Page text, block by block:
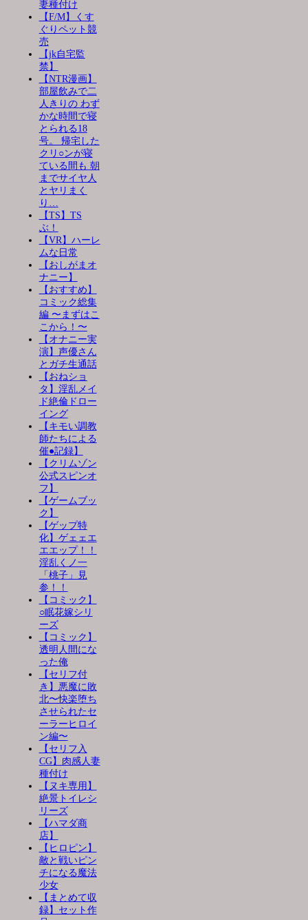
妻種付け
【F/M】くす
ぐりペット競
売
【jk自宅監
禁】
【NTR漫画】
部屋飲みで二
人きりの わず
かな時間で寝
とられる18
号。 帰宅した
クリ○ンが寝
ている間も 朝
までサイヤ人
とヤリまく
り…
【TS】TS
ぶ！
【VR】ハーレ
ムな日常
【おしがまオ
ナニー】
【おすすめ】
コミック総集
編 〜まずはこ
こから！〜
【オナニー実
演】声優さん
とガチ生通話
【おねショ
タ】淫乱メイ
ド絶倫ドロー
イング
【キモい調教
師たちによる
催●記録】
【クリムゾン
公式スピンオ
フ】
【ゲームブッ
ク】
【ゲップ特
化】ゲェェエ
エエップ！！
淫乱くノ一
「桃子」見
参！！
【コミック】
○眠花嫁シリ
ーズ
【コミック】
透明人間にな
った俺
【セリフ付
き】悪魔に敗
北〜快楽堕ち
させられたセ
ーラーヒロイ
ン編〜
【セリフ入
CG】肉感人妻
種付け
【ヌキ専用】
絶景トイレシ
リーズ
【ハマダ商
店】
【ヒロピン】
敵と戦いピン
チになる魔法
少女
【まとめて収
録】セット作